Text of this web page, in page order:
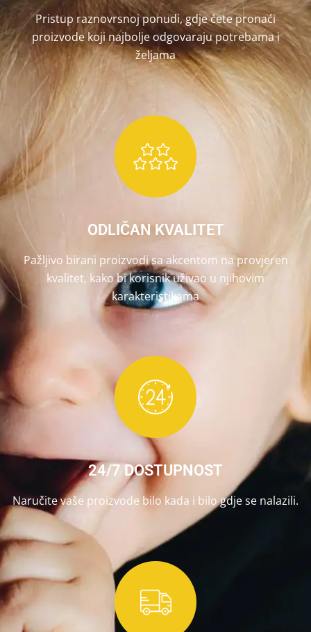
Pristup raznovrsnoj ponudi, gdje ćete pronaći
proizvode koji najbolje odgovaraju potrebama i
željama
ODLIČAN KVALITET
Pažljivo birani proizvodi sa akcentom na provjeren
kvalitet, kako bi korisnik uživao u njihovim
karakteristikama
24/7 DOSTUPNOST
Naručite vaše proizvode bilo kada i bilo gdje se nalazili.